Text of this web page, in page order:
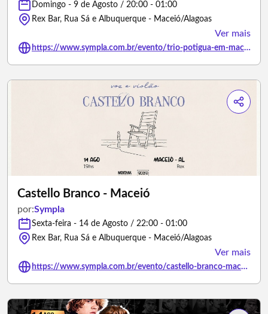
Domingo - 9 de Agosto / 20:00 - 01:00
Rex Bar, Rua Sá e Albuquerque - Maceió/Alagoas
Ver mais
https://www.sympla.com.br/evento/trio-potigua-em-maceio-turne-25-anos-realizacao-forrozinho/3494955
Castello Branco - Maceió
por:Sympla
Sexta-feira - 14 de Agosto / 22:00 - 01:00
Rex Bar, Rua Sá e Albuquerque - Maceió/Alagoas
Ver mais
https://www.sympla.com.br/evento/castello-branco-maceio/3500005